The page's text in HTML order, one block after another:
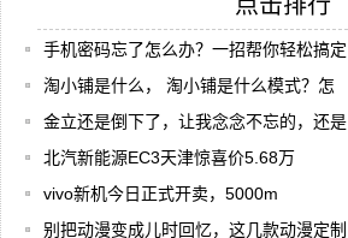
手机密码忘了怎么办？一招帮你轻松搞定
淘小铺是什么， 淘小铺是什么模式？怎
金立还是倒下了，让我念念不忘的，还是
北汽新能源EC3天津惊喜价5.68万
vivo新机今日正式开卖，5000m
别把动漫变成儿时回忆，这几款动漫定制